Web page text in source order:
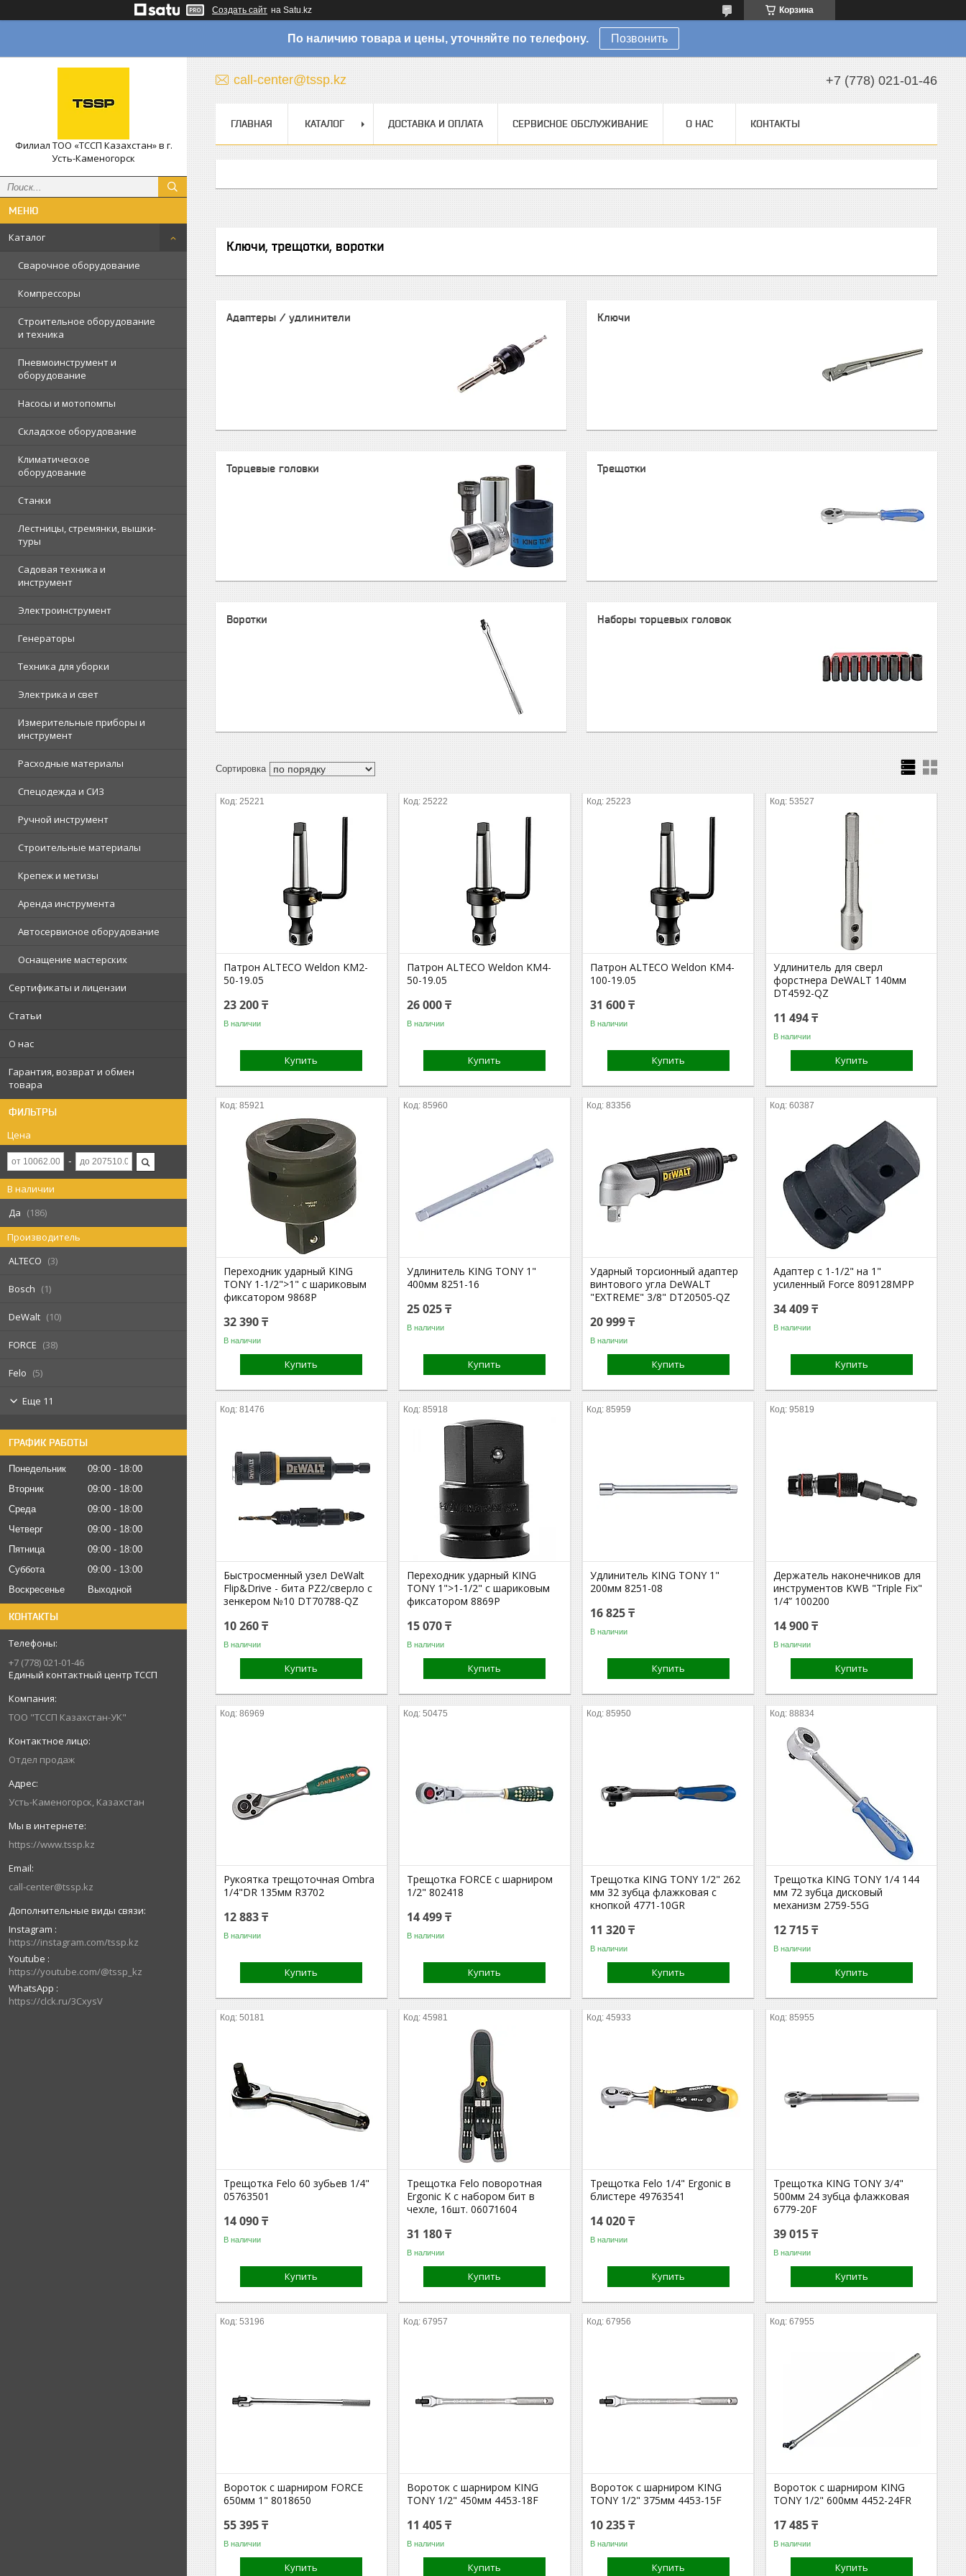
Создать сайт на Satu.kz Корзина
По наличию товара и цены, уточняйте по телефону. Позвонить
Филиал ТОО «ТССП Казахстан» в г.
Усть-Каменогорск
Каталог
Сварочное оборудование
Компрессоры
Строительное оборудование
и техника
Пневмоинструмент и
оборудование
Насосы и мотопомпы
Складское оборудование
Климатическое
оборудование
Станки
Лестницы, стремянки, вышки-
туры
Садовая техника и
инструмент
Электроинструмент
Генераторы
Техника для уборки
Электрика и свет
Измерительные приборы и
инструмент
Расходные материалы
Спецодежда и СИЗ
Ручной инструмент
Строительные материалы
Крепеж и метизы
Аренда инструмента
Автосервисное оборудование
Оснащение мастерских
Сертификаты и лицензии
Статьи
О нас
Гарантия, возврат и обмен
товара
ФИЛЬТРЫ
Цена
В наличии
Да
186
Производитель
ALTECO
3
Bosch 1
DeWalt 10
FORCE 38
Felo 5
Еще 11
ГРАФИК РАБОТЫ
Понедельник 09:00
18:00
Вторник
09:00
18:00
Среда
09:00
18:00
Четверг
09:00
18:00
Пятница
09:00
18:00
Суббота
09:00
13:00
Воскресенье
Выходной
КОНТАКТЫ
+7 (778) 021-01-46
Единый контактный центр ТССП
ТОО "ТССП Казахстан-УК"
Отдел продаж
Усть-Каменогорск, Казахстан
https://www.tssp.kz
call-center@tssp.kz
Instagram
https://instagram.com/tssp.kz
Youtube
https://youtube.com/@tssp_kz
WhatsApp
https://clck.ru/3CxysV
call-center@tssp.kz +7 (778) 021-01-46
ГЛАВНАЯ КАТАЛОГ ДОСТАВКА И ОПЛАТА СЕРВИСНОЕ ОБСЛУЖИВАНИЕ О НАС КОНТАКТЫ
Ключи, трещотки, воротки
Адаптеры / удлинители Ключи
Торцевые головки Трещотки
Воротки Наборы торцевых головок
25221
Патрон ALTECO Weldon KM2-
50-19.05
23 200 ₸
В наличии
Купить
25222
Патрон ALTECO Weldon KM4-
50-19.05
26 000 ₸
В наличии
Купить
25223
Патрон ALTECO Weldon KM4-
100-19.05
31 600 ₸
В наличии
Купить
53527
Удлинитель для сверл
форстнера DeWALT 140мм
DT4592-QZ
11 494 ₸
В наличии
Купить
85921
Переходник ударный KING
TONY 1-1/2">1" с шариковым
фиксатором 9868P
32 390 ₸
В наличии
Купить
85960
Удлинитель KING TONY 1"
400мм 8251-16
25 025 ₸
В наличии
Купить
83356
Ударный торсионный адаптер
винтового угла DeWALT
"EXTREME" 3/8" DT20505-QZ
20 999 ₸
В наличии
Купить
60387
Адаптер с 1-1/2" на 1"
усиленный Force 809128МРР
34 409 ₸
В наличии
Купить
81476
Быстросменный узел DeWalt
Flip&Drive - бита PZ2/сверло с
зенкером №10 DT70788-QZ
10 260 ₸
В наличии
Купить
85918
Переходник ударный KING
TONY 1">1-1/2" с шариковым
фиксатором 8869P
15 070 ₸
В наличии
Купить
85959
Удлинитель KING TONY 1"
200мм 8251-08
16 825 ₸
В наличии
Купить
95819
Держатель наконечников для
инструментов KWB "Triple Fix"
1/4” 100200
14 900 ₸
В наличии
Купить
86969
Рукоятка трещоточная Ombra
1/4"DR 135мм R3702
12 883 ₸
В наличии
Купить
50475
Трещотка FORCE с шарниром
1/2" 802418
14 499 ₸
В наличии
Купить
85950
Трещотка KING TONY 1/2" 262
мм 32 зубца флажковая с
кнопкой 4771-10GR
11 320 ₸
В наличии
Купить
88834
Трещотка KING TONY 1/4 144
мм 72 зубца дисковый
механизм 2759-55G
12 715 ₸
В наличии
Купить
50181
Трещотка Felo 60 зубьев 1/4"
05763501
14 090 ₸
В наличии
Купить
45981
Трещотка Felo поворотная
Ergonic K с набором бит в
чехле, 16шт. 06071604
31 180 ₸
В наличии
Купить
45933
Трещотка Felo 1/4" Ergonic в
блистере 49763541
14 020 ₸
В наличии
Купить
85955
Трещотка KING TONY 3/4"
500мм 24 зубца флажковая
6779-20F
39 015 ₸
В наличии
Купить
53196
Вороток с шарниром FORCE
650мм 1" 8018650
55 395 ₸
В наличии
Купить
67957
Вороток с шарниром KING
TONY 1/2" 450мм 4453-18F
11 405 ₸
В наличии
Купить
67956
Вороток с шарниром KING
TONY 1/2" 375мм 4453-15F
10 235 ₸
В наличии
Купить
67955
Вороток с шарниром KING
TONY 1/2" 600мм 4452-24FR
17 485 ₸
В наличии
Купить